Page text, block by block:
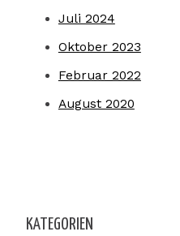
Juli 2024
Oktober 2023
Februar 2022
August 2020
KATEGORIEN